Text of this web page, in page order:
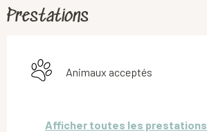
Prestations
Animaux acceptés
Afficher toutes les prestations